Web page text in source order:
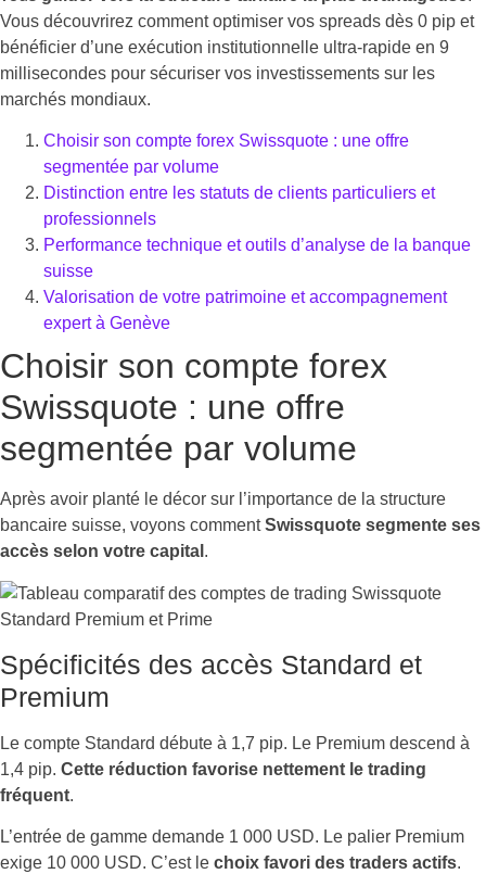
Vous découvrirez comment optimiser vos spreads dès 0 pip et
bénéficier d’une exécution institutionnelle ultra-rapide en 9
millisecondes pour sécuriser vos investissements sur les
marchés mondiaux.
Choisir son compte forex Swissquote : une offre
segmentée par volume
Distinction entre les statuts de clients particuliers et
professionnels
Performance technique et outils d’analyse de la banque
suisse
Valorisation de votre patrimoine et accompagnement
expert à Genève
Choisir son compte forex
Swissquote : une offre
segmentée par volume
Après avoir planté le décor sur l’importance de la structure
bancaire suisse, voyons commentSwissquote segmente ses
accès selon votre capital .
Spécificités des accès Standard et
Premium
Le compte Standard débute à 1,7 pip. Le Premium descend à
1,4 pip. Cette réduction favorise nettement le trading
fréquent.
L’entrée de gamme demande 1 000 USD. Le palier Premium
exige 10 000 USD. C’est le choix favori des traders actifs.